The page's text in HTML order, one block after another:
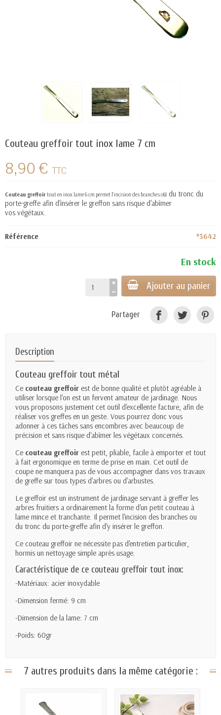
Couteau greffoir tout inox lame 7 cm
8,90 € TTC
Couteau greffoirtout en inox lame 6 cm permet l'incision des branches ou du tronc du
porte-greffe afin d'insérer le greffon sans risque d'abîmer
vos végétaux.
Référence *3642
En stock
Ajouter au panier
Partager
Description
Couteau greffoir tout métal
Ce couteau greffoir est de bonne qualité et plutôt agréable à
utiliser lorsque l'on est un fervent amateur de jardinage. Nous
vous proposons justement cet outil d'excellente facture, afin de
réaliser vos greffes en un geste. Vous pourrez donc vous
adonner à ces tâches sans encombres avec beaucoup de
précision et sans risque d'abîmer les végétaux concernés.
Ce couteau greffoir est petit, pliable, facile à emporter et tout
à fait ergonomique en terme de prise en main. Cet outil de
coupe ne manquera pas de vous accompagner dans vos travaux
de greffe sur tous types d'arbres ou d'arbustes.
Le greffoir est un instrument de jardinage servant à greffer les
arbres fruitiers a ordinairement la forme d'un petit couteau à
lame mince et tranchante. Il permet l'incision des branches ou
du tronc du porte-greffe afin d'y insérer le greffon.
Ce couteau greffoir ne nécessite pas d'entretien particulier,
hormis un nettoyage simple après usage.
Caractéristique de ce couteau greffoir tout inox:
-Matériaux: acier inoxydable
-Dimension fermé: 9 cm
-Dimension de la lame: 7 cm
-Poids: 60gr
7 autres produits dans la même catégorie :